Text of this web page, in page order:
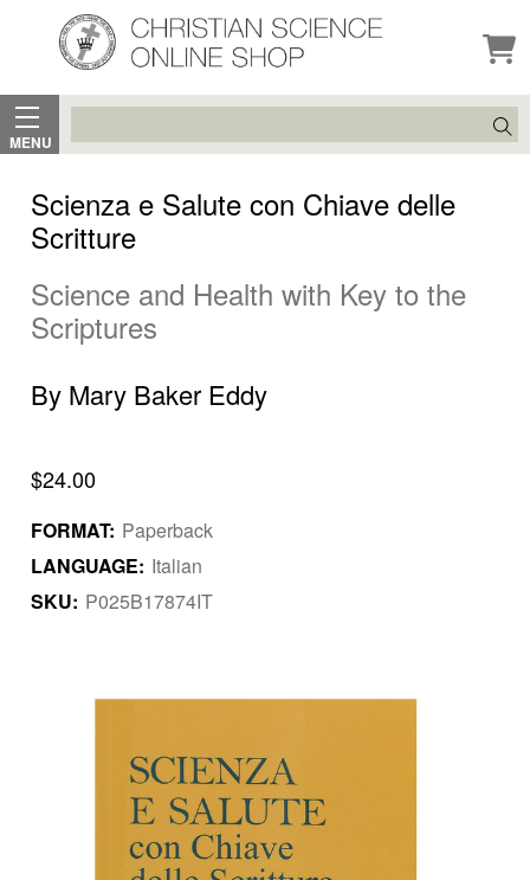
MENU
Search
Scienza e Salute con Chiave delle
Scritture
Science and Health with Key to the
Scriptures
By Mary Baker Eddy
$24.00
FORMAT: Paperback
LANGUAGE: Italian
SKU: P025B17874IT